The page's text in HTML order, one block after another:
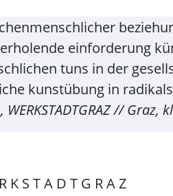
einforderung
tuns in der
kunstübung in
// Graz,
S T A D T G R A Z